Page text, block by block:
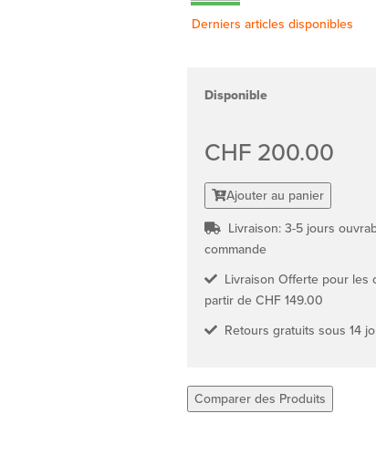
Derniers articles disponibles
Disponible
CHF 200.00
Ajouter au panier
Livraison: 3-5 jours
commande
Livraison Offerte pour les
partir de CHF 149.00
Retours gratuits sous 14
Comparer des Produits